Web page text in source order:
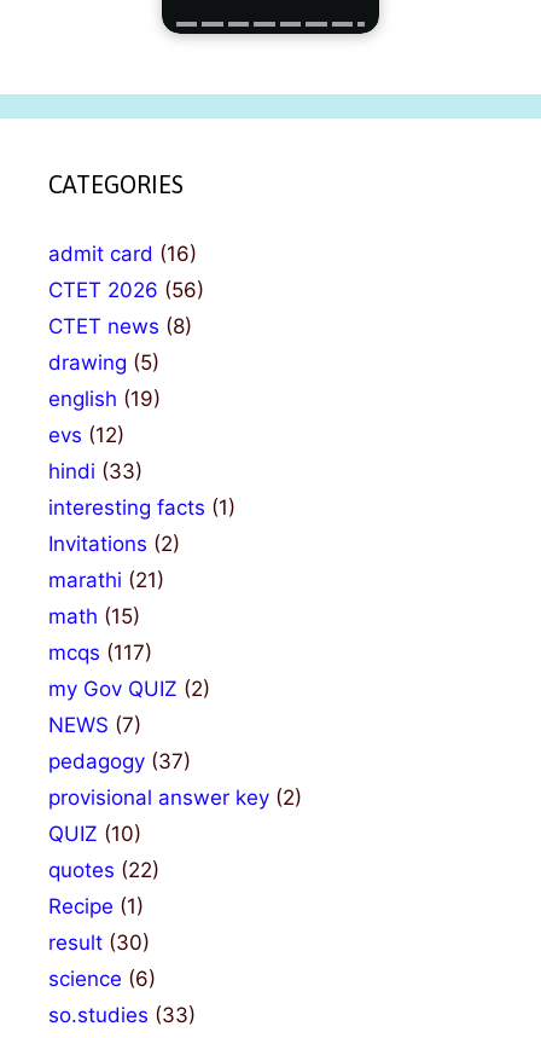
CATEGORIES
admit card (16)
CTET 2026 (56)
CTET news (8)
drawing (5)
english (19)
evs (12)
hindi (33)
interesting facts (1)
Invitations (2)
marathi (21)
math (15)
mcqs (117)
my Gov QUIZ (2)
NEWS (7)
pedagogy (37)
provisional answer key (2)
QUIZ (10)
quotes (22)
Recipe (1)
result (30)
science (6)
so.studies (33)